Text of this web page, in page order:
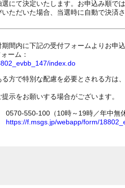
にて決定いたします。お申込み順で
ただいた場合、当選時に自動で決済さ
間内に下記の受付フォームよりお申込
ーム：
index.do
方で特別な配慮を必要とされる方
示をお願いする場合がございます。
550-100（10時～19時／年中無休
https://f.msgs.jp/webapp/form/